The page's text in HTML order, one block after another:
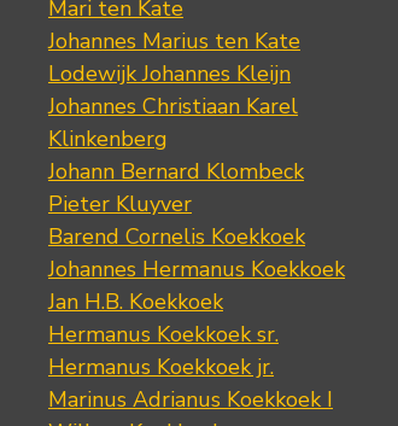
Mari ten Kate
Johannes Marius ten Kate
Lodewijk Johannes Kleijn
Johannes Christiaan Karel
Klinkenberg
Johann Bernard Klombeck
Pieter Kluyver
Barend Cornelis Koekkoek
Johannes Hermanus Koekkoek
Jan H.B. Koekkoek
Hermanus Koekkoek sr.
Hermanus Koekkoek jr.
Marinus Adrianus Koekkoek I